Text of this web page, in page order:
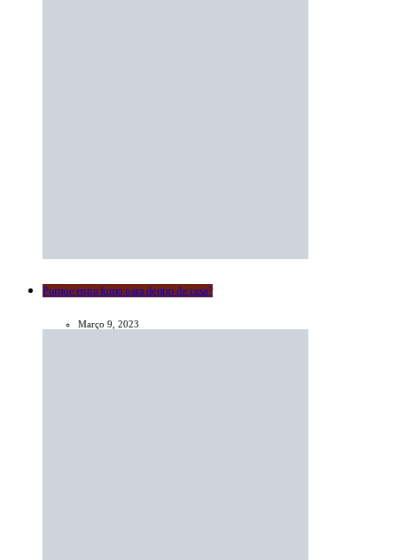
Porque entra fumo para dentro de casa?
Março 9, 2023